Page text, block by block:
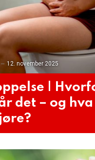
12. november 2025
|
det – og